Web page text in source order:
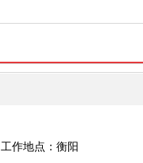
工作地点：衡阳